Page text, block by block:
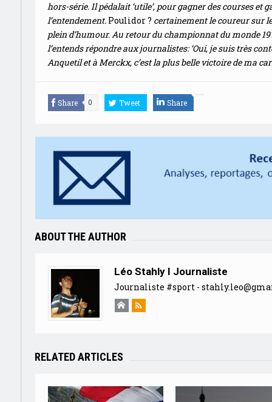
hors-série. Il pédalait ‘utile’, pour gagner des courses et
l’entendement. Poulidor ? certainement le coureur sur
plein d’humour. Au retour du championnat du monde
l’entends répondre aux journalistes: ‘Oui, je suis très
Anquetil et à Merckx, c’est la plus belle victoire de ma
Share 0 Tweet Share
ABOUT THE AUTHOR
Léo Stahly I Journaliste
Journaliste #sport -
RELATED ARTICLES